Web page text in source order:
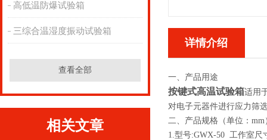
高低温防爆试验箱
三综合温湿度振动试验箱
查看全部
相关文章
详情介绍
一、产品用途
按键式高温试验箱适用
对电子元器件进行应力筛
二、产品规格（单位：mm
1.型号:GWX-50 工作室尺